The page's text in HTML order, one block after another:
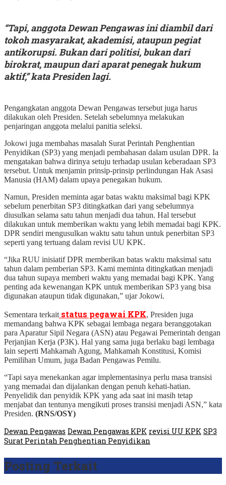
“Tapi, anggota Dewan Pengawas ini diambil dari
tokoh masyarakat, akademisi, ataupun pegiat
antikorupsi. Bukan dari politisi, bukan dari
birokrat, maupun dari aparat penegak hukum
aktif,” kata Presiden lagi.
Pengangkatan anggota Dewan Pengawas tersebut juga harus
dilakukan oleh Presiden. Setelah sebelumnya melakukan
penjaringan anggota melalui panitia seleksi.
Jokowi juga membahas masalah Surat Perintah Penghentian
Penyidikan (SP3) yang menjadi pembahasan dalam usulan DPR. Ia
mengatakan bahwa dirinya setuju terhadap usulan keberadaan SP3
tersebut. Untuk menjamin prinsip-prinsip perlindungan Hak Asasi
Manusia (HAM) dalam upaya penegakan hukum.
Namun, Presiden meminta agar batas waktu maksimal bagi KPK
sebelum penerbitan SP3 ditingkatkan dari yang sebelumnya
diusulkan selama satu tahun menjadi dua tahun. Hal tersebut
dilakukan untuk memberikan waktu yang lebih memadai bagi KPK.
DPR sendiri mengusulkan waktu satu tahun untuk penerbitan SP3
seperti yang tertuang dalam revisi UU KPK.
“Jika RUU inisiatif DPR memberikan batas waktu maksimal satu
tahun dalam pemberian SP3. Kami meminta ditingkatkan menjadi
dua tahun supaya memberi waktu yang memadai bagi KPK. Yang
penting ada kewenangan KPK untuk memberikan SP3 yang bisa
digunakan ataupun tidak digunakan,” ujar Jokowi.
Sementara terkait status pegawai KPK, Presiden juga
memandang bahwa KPK sebagai lembaga negara beranggotakan
para Aparatur Sipil Negara (ASN) atau Pegawai Pemerintah dengan
Perjanjian Kerja (P3K). Hal yang sama juga berlaku bagi lembaga
lain seperti Mahkamah Agung, Mahkamah Konstitusi, Komisi
Pemilihan Umum, juga Badan Pengawas Pemilu.
“Tapi saya menekankan agar implementasinya perlu masa transisi
yang memadai dan dijalankan dengan penuh kehati-hatian.
Penyelidik dan penyidik KPK yang ada saat ini masih tetap
menjabat dan tentunya mengikuti proses transisi menjadi ASN,” kata
Presiden. (RNS/OSY)
Dewan Pengawas Dewan Pengawas KPK revisi UU KPK SP3
Surat Perintah Penghentian Penyidikan
Posting Terkait